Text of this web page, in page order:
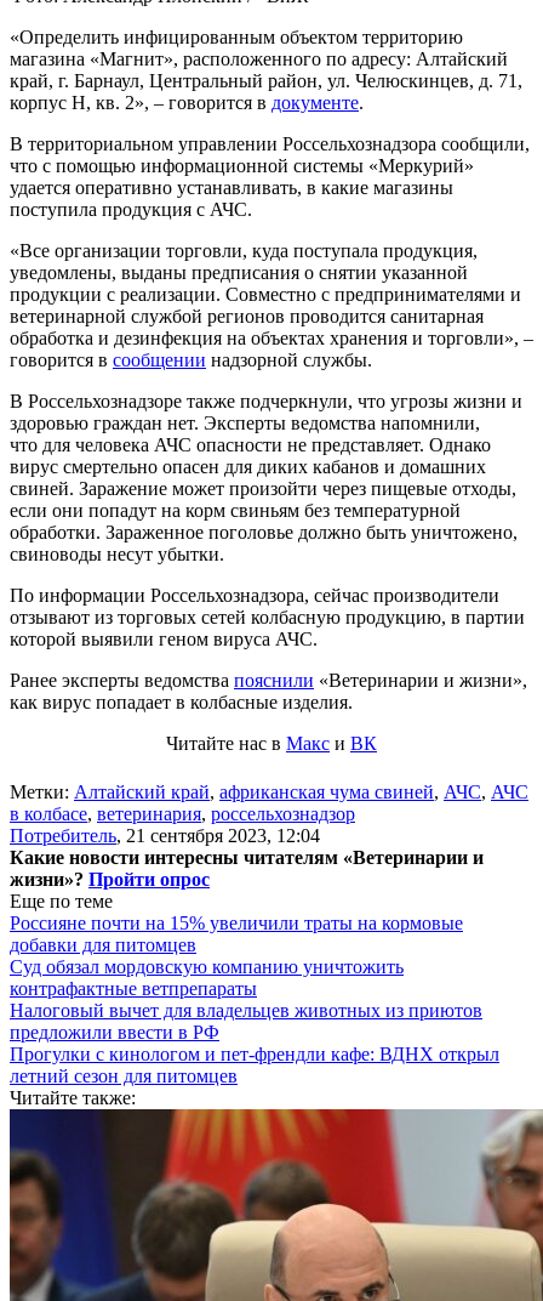
«Определить инфицированным объектом территорию
магазина «Магнит», расположенного по адресу: Алтайский
край, г. Барнаул, Центральный район, ул. Челюскинцев, д. 71,
корпус Н, кв. 2», – говорится в документе.
В территориальном управлении Россельхознадзора сообщили,
что с помощью информационной системы «Меркурий»
удается оперативно устанавливать, в какие магазины
поступила продукция с АЧС.
«Все организации торговли, куда поступала продукция,
уведомлены, выданы предписания о снятии указанной
продукции с реализации. Совместно с предпринимателями и
ветеринарной службой регионов проводится санитарная
обработка и дезинфекция на объектах хранения и торговли», –
говорится в сообщении надзорной службы.
В Россельхознадзоре также подчеркнули, что угрозы жизни и
здоровью граждан нет. Эксперты ведомства напомнили,
что для человека АЧС опасности не представляет. Однако
вирус смертельно опасен для диких кабанов и домашних
свиней. Заражение может произойти через пищевые отходы,
если они попадут на корм свиньям без температурной
обработки. Зараженное поголовье должно быть уничтожено,
свиноводы несут убытки.
По информации Россельхознадзора, сейчас производители
отзывают из торговых сетей колбасную продукцию, в партии
которой выявили геном вируса АЧС.
Ранее эксперты ведомства пояснили «Ветеринарии и жизни»,
как вирус попадает в колбасные изделия.
Читайте нас в Макс и ВК
Метки: Алтайский край, африканская чума свиней, АЧС, АЧС
в колбасе, ветеринария, россельхознадзор
Потребитель, 21 сентября 2023, 12:04
Какие новости интересны читателям «Ветеринарии и
жизни»? Пройти опрос
Еще по теме
Россияне почти на 15% увеличили траты на кормовые
добавки для питомцев
Суд обязал мордовскую компанию уничтожить
контрафактные ветпрепараты
Налоговый вычет для владельцев животных из приютов
предложили ввести в РФ
Прогулки с кинологом и пет-френдли кафе: ВДНХ открыл
летний сезон для питомцев
Читайте также: